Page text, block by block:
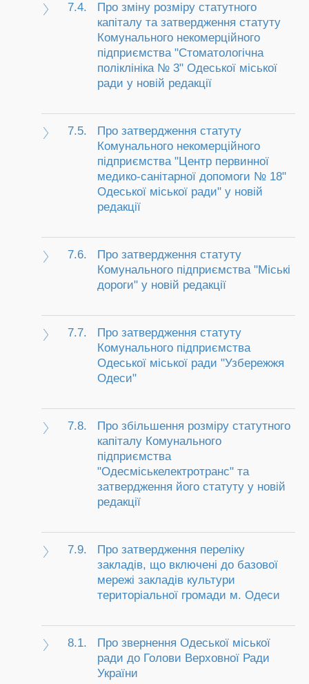
7.4.
Про зміну розміру статутного
капіталу та затвердження статуту
Комунального некомерційного
підприємства "Стоматологічна
поліклініка № 3" Одеської міської
ради у новій редакції
7.5.
Про затвердження статуту
Комунального некомерційного
підприємства "Центр первинної
медико-санітарної допомоги № 18"
Одеської міської ради" у новій
редакції
7.6.
Про затвердження статуту
Комунального підприємства "Міські
дороги" у новій редакції
7.7.
Про затвердження статуту
Комунального підприємства
Одеської міської ради "Узбережжя
Одеси"
7.8.
Про збільшення розміру статутного
капіталу Комунального
підприємства
"Одесміськелектротранс" та
затвердження його статуту у новій
редакції
7.9.
Про затвердження переліку
закладів, що включені до базової
мережі закладів культури
територіальної громади м. Одеси
8.1.
Про звернення Одеської міської
ради до Голови Верховної Ради
України